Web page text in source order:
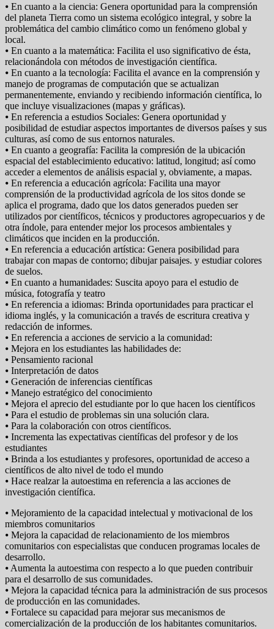
⦁ En cuanto a la ciencia: Genera oportunidad para la comprensión
del planeta Tierra como un sistema ecológico integral, y sobre la
problemática del cambio climático como un fenómeno global y
local.
⦁ En cuanto a la matemática: Facilita el uso significativo de ésta,
relacionándola con métodos de investigación científica.
⦁ En cuanto a la tecnología: Facilita el avance en la comprensión y
manejo de programas de computación que se actualizan
permanentemente, enviando y recibiendo información científica, lo
que incluye visualizaciones (mapas y gráficas).
⦁ En referencia a estudios Sociales: Genera oportunidad y
posibilidad de estudiar aspectos importantes de diversos países y sus
culturas, así como de sus entornos naturales.
⦁ En cuanto a geografía: Facilita la compresión de la ubicación
espacial del establecimiento educativo: latitud, longitud; así como
acceder a elementos de análisis espacial y, obviamente, a mapas.
⦁ En referencia a educación agrícola: Facilita una mayor
comprensión de la productividad agrícola de los sitos donde se
aplica el programa, dado que los datos generados pueden ser
utilizados por científicos, técnicos y productores agropecuarios y de
otra índole, para entender mejor los procesos ambientales y
climáticos que inciden en la producción.
⦁ En referencia a educación artística: Genera posibilidad para
trabajar con mapas de contorno; dibujar paisajes. y estudiar colores
de suelos.
⦁ En cuanto a humanidades: Suscita apoyo para el estudio de
música, fotografía y teatro
⦁ En referencia a idiomas: Brinda oportunidades para practicar el
idioma inglés, y la comunicación a través de escritura creativa y
redacción de informes.
⦁ En referencia a acciones de servicio a la comunidad:
⦁ Mejora en los estudiantes las habilidades de:
⦁ Pensamiento racional
⦁ Interpretación de datos
⦁ Generación de inferencias científicas
⦁ Manejo estratégico del conocimiento
⦁ Mejora el aprecio del estudiante por lo que hacen los científicos
⦁ Para el estudio de problemas sin una solución clara.
⦁ Para la colaboración con otros científicos.
⦁ Incrementa las expectativas científicas del profesor y de los
estudiantes
⦁ Brinda a los estudiantes y profesores, oportunidad de acceso a
científicos de alto nivel de todo el mundo
⦁ Hace realzar la autoestima en referencia a las acciones de
investigación científica.
⦁ Mejoramiento de la capacidad intelectual y motivacional de los
miembros comunitarios
⦁ Mejora la capacidad de relacionamiento de los miembros
comunitarios con especialistas que conducen programas locales de
desarrollo.
⦁ Aumenta la autoestima con respecto a lo que pueden contribuir
para el desarrollo de sus comunidades.
⦁ Mejora la capacidad técnica para la administración de sus procesos
de producción en las comunidades.
⦁ Fortalece su capacidad para mejorar sus mecanismos de
comercialización de la producción de los habitantes comunitarios.